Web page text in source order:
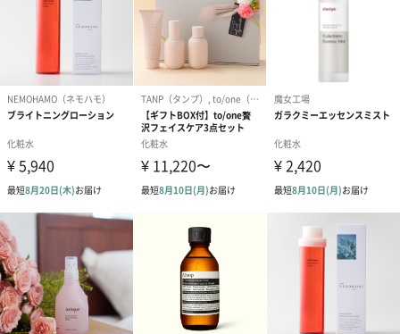
肌もよろこぶ日本酒のうるおいが、ゆらぎ肌をケア。
お米の発酵によって生まれた日本酒（コメ発酵液）には、アミノ
酸、糖類、
ビタミンなど多くの肌ケア成分がたっぷり含まれています。
特に日本酒に含まれる天然成分は、発酵により粒子が小さく分解
されるため、
肌に浸透しやすいのが特徴。
うるおいを肌に届け、本来の肌力を引き出します。
自然由来成分99%配合